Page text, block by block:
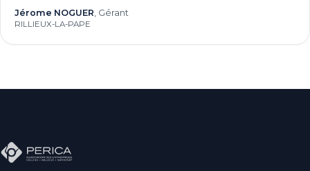
Jérome NOGUER , Gérant
RILLIEUX-LA-PAPE